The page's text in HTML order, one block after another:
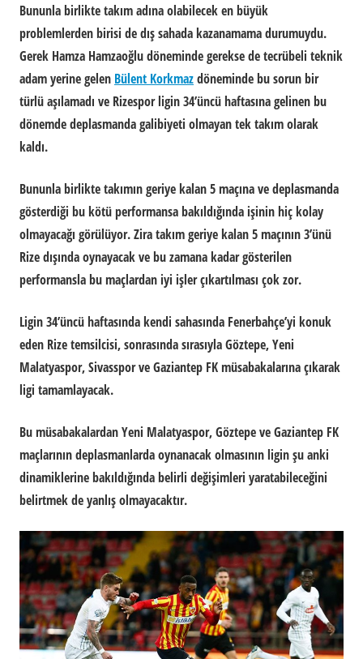
Bununla birlikte takım adına olabilecek en büyük
problemlerden birisi de dış sahada kazanamama durumuydu.
Gerek Hamza Hamzaoğlu döneminde gerekse de tecrübeli teknik
adam yerine gelen Bülent Korkmazdöneminde bu sorun bir
türlü aşılamadı ve Rizespor ligin 34’üncü haftasına gelinen bu
dönemde deplasmanda galibiyeti olmayan tek takım olarak
kaldı.
Bununla birlikte takımın geriye kalan 5 maçına ve deplasmanda
gösterdiği bu kötü performansa bakıldığında işinin hiç kolay
olmayacağı görülüyor. Zira takım geriye kalan 5 maçının 3’ünü
Rize dışında oynayacak ve bu zamana kadar gösterilen
performansla bu maçlardan iyi işler çıkartılması çok zor.
Ligin 34’üncü haftasında kendi sahasında Fenerbahçe’yi konuk
eden Rize temsilcisi, sonrasında sırasıyla Göztepe, Yeni
Malatyaspor, Sivasspor ve Gaziantep FK müsabakalarına çıkarak
ligi tamamlayacak.
Bu müsabakalardan Yeni Malatyaspor, Göztepe ve Gaziantep FK
maçlarının deplasmanlarda oynanacak olmasının ligin şu anki
dinamiklerine bakıldığında belirli değişimleri yaratabileceğini
belirtmek de yanlış olmayacaktır.